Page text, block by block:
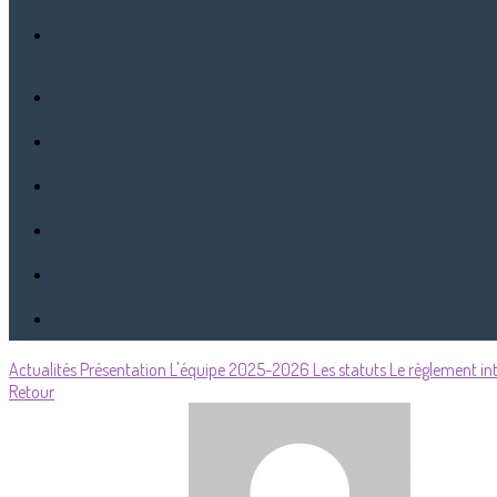
Actualités Présentation L'équipe 2025-2026 Les statuts Le règlement
Retour